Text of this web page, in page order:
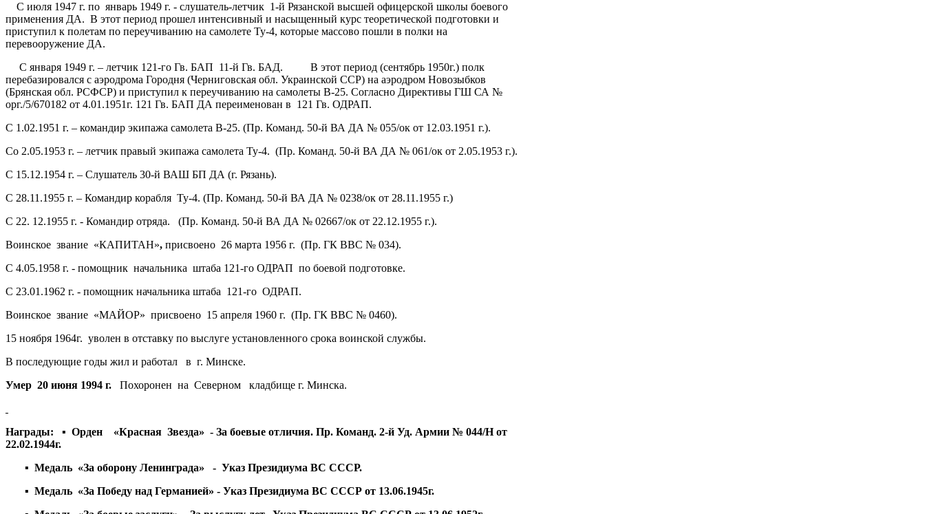
С июля 1947 г. по январь 1949 г. - слушатель-летчик 1-й Рязанской высшей офицерской школы боевого
применения ДА. В этот период прошел интенсивный и насыщенный курс теоретической подготовки и
приступил к полетам по переучиванию на самолете Ту-4, которые массово пошли в полки на
перевооружение ДА.
С января 1949 г. – летчик 121-го Гв. БАП 11-й Гв. БАД.
В этот период (сентябрь 1950г.) полк
перебазировался с аэродрома Городня (Черниговская обл. Украинской ССР) на аэродром Новозыбков
(Брянская обл. РСФСР) и приступил к переучиванию на самолеты В-25. Согласно Директивы ГШ СА №
орг./5/670182 от 4.01.1951г. 121 Гв. БАП ДА переименован в 121 Гв. ОДРАП.
С 1.02.1951 г. – командир экипажа самолета В-25. (Пр. Команд. 50-й ВА ДА № 055/ок от 12.03.1951 г.).
Со 2.05.1953 г. – летчик правый экипажа самолета Ту-4. (Пр. Команд. 50-й ВА ДА № 061/ок от 2.05.1953 г.).
С 15.12.1954 г. – Слушатель 30-й ВАШ БП ДА (г. Рязань).
С 28.11.1955 г. – Командир корабля Ту-4. (Пр. Команд. 50-й ВА ДА № 0238/ок от 28.11.1955 г.)
С 22. 12.1955 г. - Командир отряда.
(Пр. Команд. 50-й ВА ДА № 02667/ок от 22.12.1955 г.).
Воинское звание «КАПИТАН», присвоено 26 марта 1956 г. (Пр. ГК ВВС № 034).
С 4.05.1958 г. - помощник начальника штаба 121-го ОДРАП по боевой подготовке.
С 23.01.1962 г. - помощник начальника штаба 121-го ОДРАП.
Воинское звание «МАЙОР» присвоено 15 апреля 1960 г. (Пр. ГК ВВС № 0460).
15 ноября 1964г. уволен в отставку по выслуге установленного срока воинской службы.
В последующие годы жил и работал в г. Минске.
Умер 20 июня 1994 г. Похоронен на Северном кладбище г. Минска.
Награды: ▪ Орден «Красная Звезда» - За боевые отличия. Пр. Команд. 2-й Уд. Армии № 044/Н от
22.02.1944г.
▪ Медаль «За оборону Ленинграда» - Указ Президиума ВС СССР.
▪ Медаль «За Победу над Германией» - Указ Президиума ВС СССР от 13.06.1945г.